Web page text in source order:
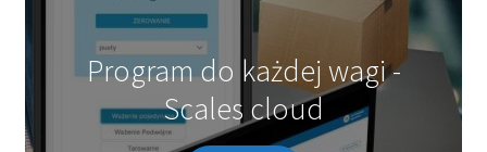
Program do każdej wagi -
Scales cloud